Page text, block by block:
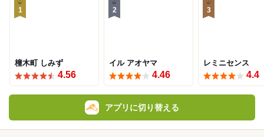
1
橦木町 しみず
4.56
2
イル アオヤマ
4.46
3
レミニセンス
4.4
アプリに切り替える